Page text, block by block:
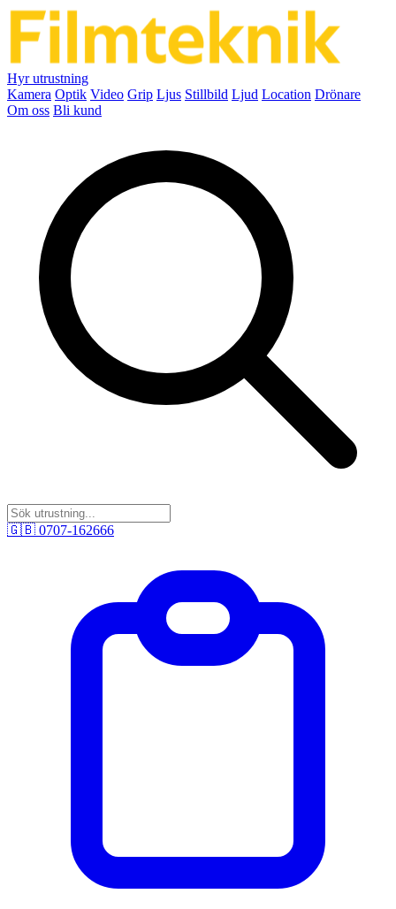
Hyr utrustning
Kamera Optik Video Grip Ljus Stillbild Ljud Location Drönare
Om oss Bli kund
🇬🇧 0707-162666